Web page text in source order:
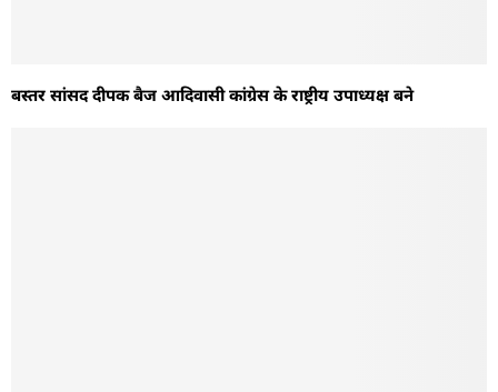
बस्तर सांसद दीपक बैज आदिवासी कांग्रेस के राष्ट्रीय उपाध्यक्ष बने